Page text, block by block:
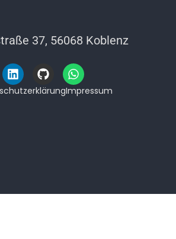
37, 56068 Koblenz
Impressum